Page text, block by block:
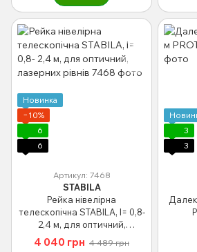
Новинка
−10%
6
6
Артикул: 7468
STABILA
Рейка нівелірна
телескопічна STABILA, l= 0,8-
2,4 м, для оптичний,
лазерних рівнів
4 040 грн 4 489 грн
3
3